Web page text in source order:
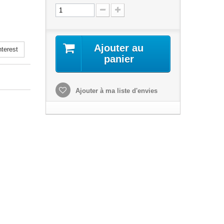
Ajouter au
panier
Ajouter à ma liste d'envies